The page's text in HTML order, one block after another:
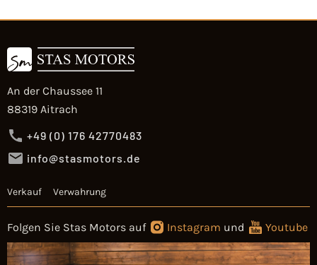
An der Chaussee 11
88319 Aitrach
+49 (0) 176 42770483
info@stasmotors.de
Verkauf Verwahrung
Folgen Sie Stas Motors auf Instagram und Youtube